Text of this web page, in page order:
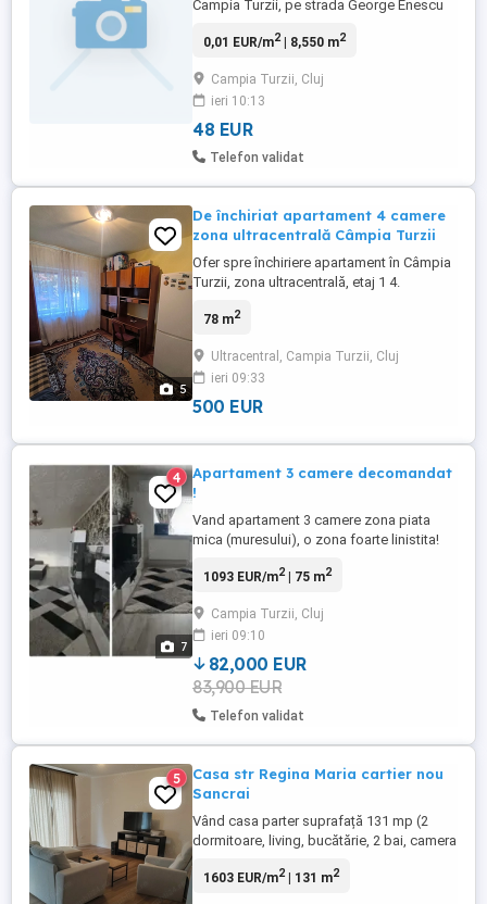
Campia Turzii, pe strada George Enescu
mp + 6600 mp, unul in continuarea
strada George Enescu, in stânga străzii
1950 mp și in dreapta străzii 6600 mp),
front la strada de 15 m si ...
0,01 EUR/m2| 8,550 m2
Campia Turzii, Cluj
ieri 10:13
48 EUR
Telefon validat
5
De închiriat apartament 4 camere
zona ultracentrală Câmpia Turzii
Ofer spre închiriere apartament în Câmpia
Turzii, zona ultracentrală, etaj 1 4.
și 2 balcoane inchise. Apartamentul se
liniștită. în apropierea imobilului se
găsesc numeroase magazine, farmacii,
școală generală Avram ...
78 m2
Ultracentral, Campia Turzii, Cluj
ieri 09:33
500 EUR
7
4
Apartament 3 camere decomandat
!
Vand apartament 3 camere zona piata
mica (muresului), o zona foarte linistita!
bucatarie+debara(camara) -living -doua
băi(baia mica fiind folosita pe post de
depozit) - +înca o debara Apartamentul
beneficiaza de urmatoarele: -izolație
termica ...
1093 EUR/m2| 75 m2
Campia Turzii, Cluj
ieri 09:10
82,000 EUR
83,900 EUR
Telefon validat
5
Casa str Regina Maria cartier nou
Sancrai
Vând casa parter suprafață 131 mp (2
dormitoare, living, bucătărie, 2 bai, camera
terasa). Construcția este din ytong clasa
1603 EUR/m2| 131 m2